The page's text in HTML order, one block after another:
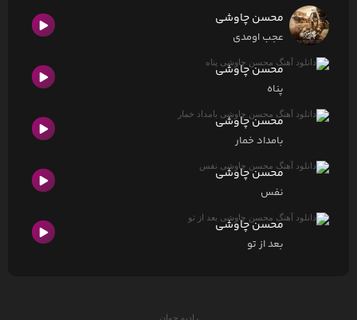
محسن چاوشی
عجب اومدی
محسن چاوشی
پناه
محسن چاوشی
بامداد خمار
محسن چاوشی
نفس
محسن چاوشی
بعد از تو
رادیو جوان